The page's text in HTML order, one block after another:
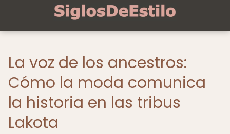
La voz de los ancestros:
Cómo la moda comunica
la historia en las tribus
Lakota